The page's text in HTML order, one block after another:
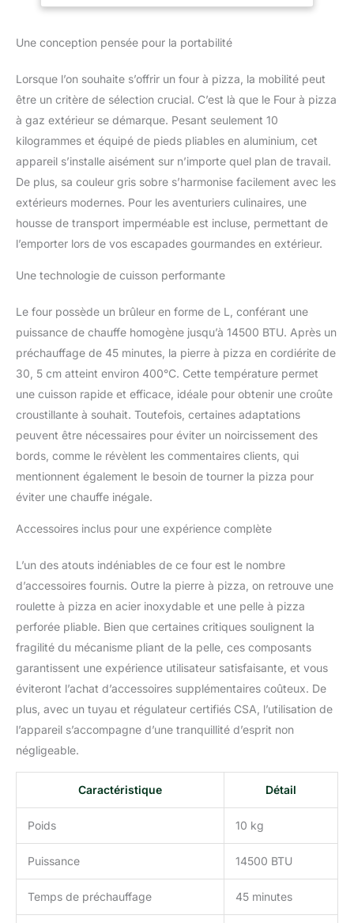
toute l'année avec porte
conserver la chaleur et le
flux d'air pour une
cuisson optimale
froids ; réduit le temps de
préchauffage et chauffe
rapidement le four entre
les pizzas Cuit une pizza
de 30,5 cm en 1 minute;
les deux brûleurs en
forme de L chauffent à
glissez dans la pierre de
napolitaines rapides et
croustillantes Fonctionne
au gaz pour une
besoin de stockage de
granulés ou de
nettoyage fréquent ;
configuration simple
pour une pizza de qualité
restaurant à la maison
Cadeau idéal pour les
des occasions comme la
pendaison de crémaillère,
un anniversaire, etc
Une conception pensée pour la portabilité
Lorsque l’on souhaite s’offrir un four à pizza, la mobilité peut
être un critère de sélection crucial. C’est là que le Four à pizza
à gaz extérieur se démarque. Pesant seulement 10
kilogrammes et équipé de pieds pliables en aluminium, cet
appareil s’installe aisément sur n’importe quel plan de travail.
De plus, sa couleur gris sobre s’harmonise facilement avec les
extérieurs modernes. Pour les aventuriers culinaires, une
housse de transport imperméable est incluse, permettant de
l’emporter lors de vos escapades gourmandes en extérieur.
Une technologie de cuisson performante
Le four possède un brûleur en forme de L, conférant une
puissance de chauffe homogène jusqu’à 14500 BTU. Après un
préchauffage de 45 minutes, la pierre à pizza en cordiérite de
30, 5 cm atteint environ 400°C. Cette température permet
une cuisson rapide et efficace, idéale pour obtenir une croûte
croustillante à souhait. Toutefois, certaines adaptations
peuvent être nécessaires pour éviter un noircissement des
bords, comme le révèlent les commentaires clients, qui
mentionnent également le besoin de tourner la pizza pour
éviter une chauffe inégale.
Accessoires inclus pour une expérience complète
L’un des atouts indéniables de ce four est le nombre
d’accessoires fournis. Outre la pierre à pizza, on retrouve une
roulette à pizza en acier inoxydable et une pelle à pizza
perforée pliable. Bien que certaines critiques soulignent la
fragilité du mécanisme pliant de la pelle, ces composants
garantissent une expérience utilisateur satisfaisante, et vous
éviteront l’achat d’accessoires supplémentaires coûteux. De
plus, avec un tuyau et régulateur certifiés CSA, l’utilisation de
l’appareil s’accompagne d’une tranquillité d’esprit non
négligeable.
Caractéristique Détail
Poids 10 kg
Puissance 14500 BTU
Temps de préchauffage 45 minutes